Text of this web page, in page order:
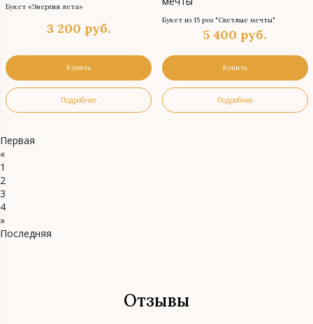
Букет «Энергия лета»
3 200 руб.
Купить
Подробнее
Букет из 15 роз "Светлые мечты"
5 400 руб.
Купить
Подробнее
Первая
«
1
2
3
4
»
Последняя
Отзывы